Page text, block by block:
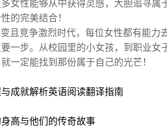
女性能够从中获得灵感，大胆追寻属
的完美结合！
且竞争激烈时代，每位女性都有能力
一步。从校园里的小女孩，到职业女
一定能找到那份属于自己的光芒！
成就解析英语阅读翻译指南
高与他们的传奇故事